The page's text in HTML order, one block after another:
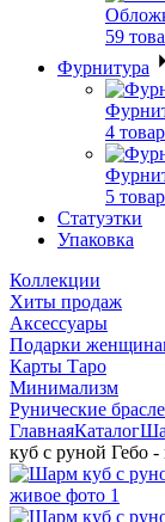
59
Фурнитура
4
5
Статуэтки
Упаковка
Коллекции
Хиты продаж
Аксессуары
Подарки
Карты Таро
Минимализм
Рунические
ГлавнаяКаталог
куб с руной Гебо -